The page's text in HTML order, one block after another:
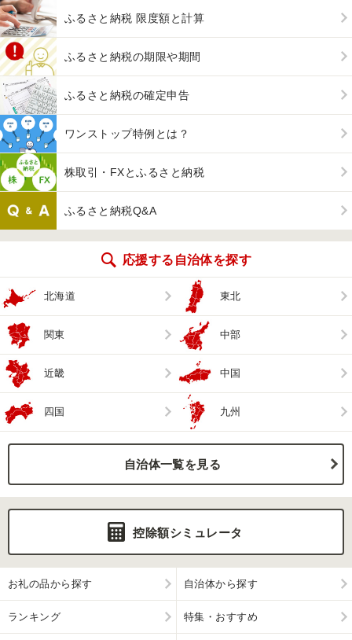
ふるさと納税 限度額と計算
ふるさと納税の期限や期間
ふるさと納税の確定申告
ワンストップ特例とは？
株取引・FXとふるさと納税
ふるさと納税Q&A
応援する自治体を探す
北海道 東北
関東 中部
近畿 中国
四国 九州
自治体一覧を見る
控除額シミュレータ
お礼の品から探す 自治体から探す
ランキング 特集・おすすめ